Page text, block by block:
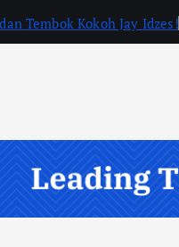
Tembok Kokoh Jay Idzes!